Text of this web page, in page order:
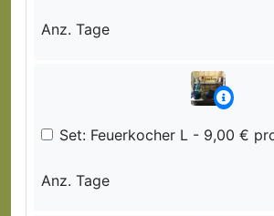
Anz. Tage
Set: Feuerkocher L - 9,00 €
Anz. Tage